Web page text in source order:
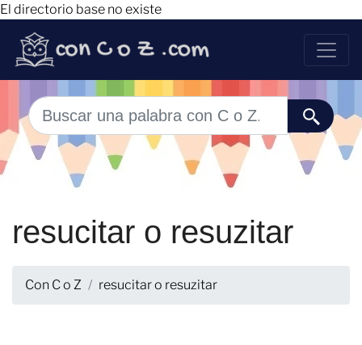
El directorio base no existe
resucitar o resuzitar
Con C o Z resucitar o resuzitar